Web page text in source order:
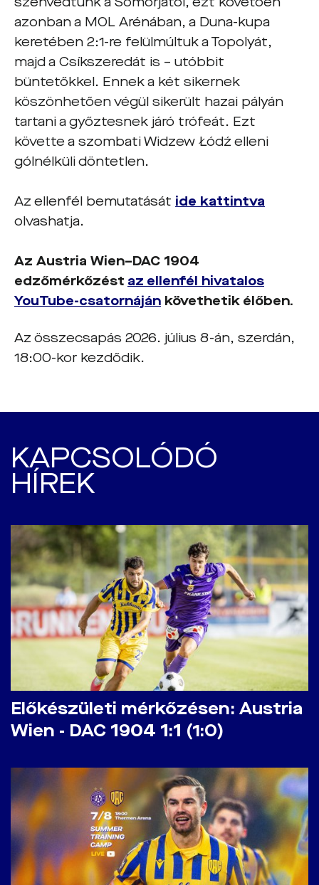
azonban a MOL Arénában, a Duna-kupa
keretében 2:1-re felülmúltuk a Topolyát,
majd a Csíkszeredát is – utóbbit
büntetőkkel. Ennek a két sikernek
köszönhetően végül sikerült hazai pályán
tartani a győztesnek járó trófeát. Ezt
követte a szombati Widzew Łódź elleni
gólnélküli döntetlen.
Az ellenfél bemutatását ide kattintva
olvashatja.
Az Austria Wien–DAC 1904
edzőmérkőzést az ellenfél hivatalos
YouTube-csatornáján követhetik élőben.
Az összecsapás 2026. július 8-án, szerdán,
18:00-kor kezdődik.
KAPCSOLÓDÓ
HÍREK
Előkészületi mérkőzésen: Austria
Wien - DAC 1904 1:1 (1:0)